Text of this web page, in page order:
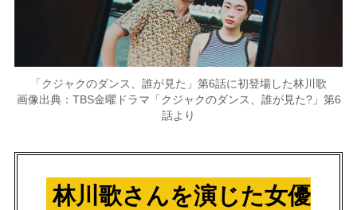
「クジャクのダンス、誰が見た」第6話に初登場した林川歌
画像出典：TBS金曜ドラマ「クジャクのダンス、誰が見た?」第6
話より
林川歌さんを演じた女優